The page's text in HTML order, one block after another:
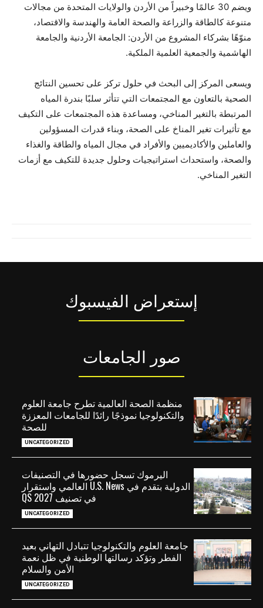
ويضم 30 عالمًا وخبيراً من الأردن والولايات المتحدة من مجالات
متنوعة كالطاقة والزراعة والصحة العامة والهندسة والاقتصاد،
منوّهًا بشركاء المشروع من الأردن: الجامعة الأردنية والجامعة
الهاشمية والجمعية العلمية الملكية.
ويسعى المركز إلى البحث في حلول تركز على تحسين النتائج
الصحية بالتعاون مع المجتمعات التي تتأثر سلبًا بندرة المياه
المرتبطة بالتغير المناخي، ومساعدة هذه المجتمعات على التكيف
مع تأثيرات تغير المناخ على الصحة، وبناء قدرات المسؤولين
والعاملين والأكاديميين والأفراد في مجال المياه والطاقة والغذاء
والصحة، واستحداث استراتيجيات وحلول جديدة للتكيف مع أزمات
التغير المناخي.
إستعراض الفيسبوك
صور الجامعات
منظمة الصحة العالمية تطرح جامعة العلوم
والتكنولوجيا نموذجًا رائدًا للجامعات المعززة
للصحة
UNCATEGORIZED
اليرموك تسجل حضورها في التصنيفات
الدولية بتقدم في U.S. News العالمي واستقرار
في تصنيف QS 2027
UNCATEGORIZED
جامعة العلوم والتكنولوجيا تتبادل التهاني بعيد
الفطر وتؤكد رسالتها الوطنية في ظل نعمة
الأمن والسلام
UNCATEGORIZED